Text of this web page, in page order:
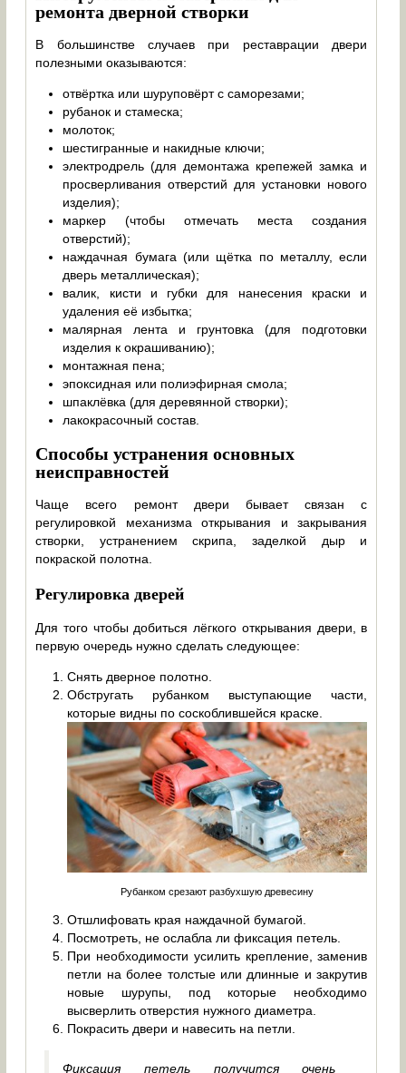
ремонта дверной створки
В большинстве случаев при реставрации двери
полезными оказываются:
отвёртка или шуруповёрт с саморезами;
рубанок и стамеска;
молоток;
шестигранные и накидные ключи;
электродрель (для демонтажа крепежей замка и
просверливания отверстий для установки нового
изделия);
маркер (чтобы отмечать места создания
отверстий);
наждачная бумага (или щётка по металлу, если
дверь металлическая);
валик, кисти и губки для нанесения краски и
удаления её избытка;
малярная лента и грунтовка (для подготовки
изделия к окрашиванию);
монтажная пена;
эпоксидная или полиэфирная смола;
шпаклёвка (для деревянной створки);
лакокрасочный состав.
Способы устранения основных
неисправностей
Чаще всего ремонт двери бывает связан с
регулировкой механизма открывания и закрывания
створки, устранением скрипа, заделкой дыр и
покраской полотна.
Регулировка дверей
Для того чтобы добиться лёгкого открывания двери, в
первую очередь нужно сделать следующее:
Снять дверное полотно.
Обстругать рубанком выступающие части,
которые видны по соскоблившейся краске.
Рубанком срезают разбухшую древесину
Отшлифовать края наждачной бумагой.
Посмотреть, не ослабла ли фиксация петель.
При необходимости усилить крепление, заменив
петли на более толстые или длинные и закрутив
новые шурупы, под которые необходимо
высверлить отверстия нужного диаметра.
Покрасить двери и навесить на петли.
Фиксация петель получится очень